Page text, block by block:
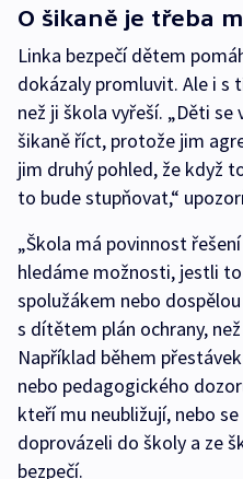
O šikaně je třeba
Linka bezpečí dětem
dokázaly promluvit. Ale i s
než ji škola vyřeší. „Děti
šikaně říct, protože jim
jim druhý pohled, že když
to bude stupňovat,“
„Škola má povinnost
hledáme možnosti, jestli
spolužákem nebo
s dítětem plán ochrany,
Například během
nebo pedagogického
kteří mu neubližují, nebo
doprovázeli do školy a ze
bezpečí.